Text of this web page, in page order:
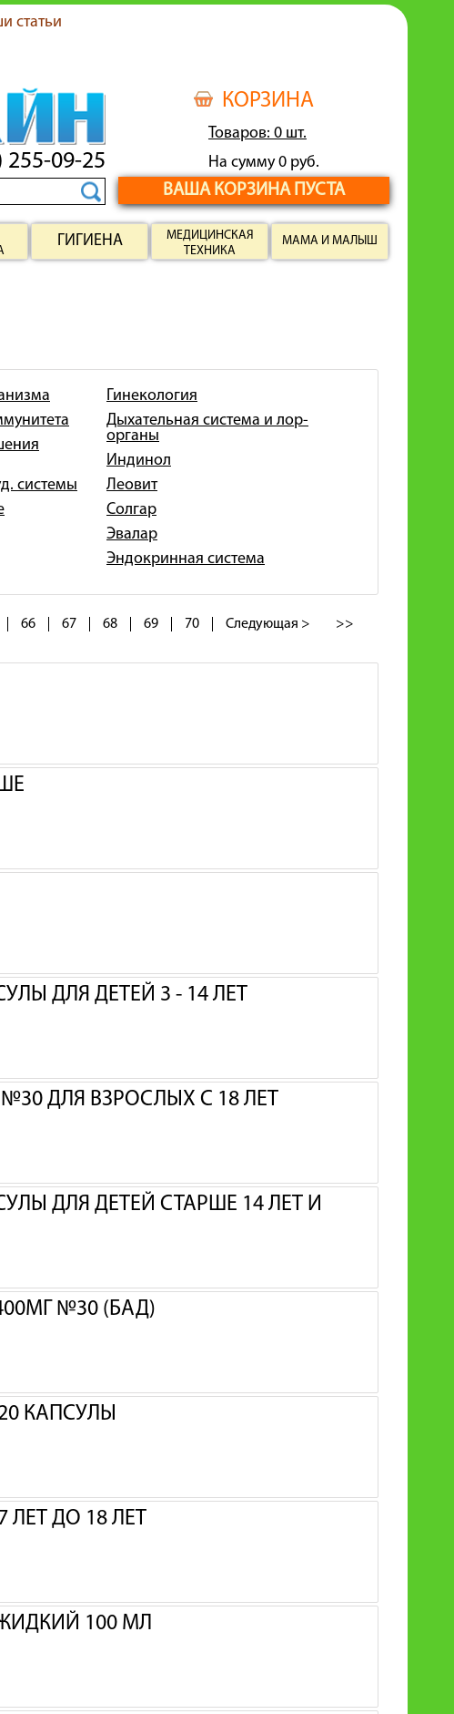
статьи
КОРЗИНА
Товаров: 0 шт.
На сумму 0 руб.
ВАША КОРЗИНА ПУСТА
255-09-25
ГИГИЕНА
МЕДИЦИНСКАЯ
ТЕХНИКА
МАМА И МАЛЫШ
системы
Гинекология
Дыхательная система и лор-
органы
Индинол
Леовит
Солгар
Эвалар
Эндокринная система
66 67 68 69 70 Следующая > >>
ДЛЯ ДЕТЕЙ 3 - 14 ЛЕТ
ДЛЯ ВЗРОСЛЫХ С 18 ЛЕТ
ДЛЯ ДЕТЕЙ СТАРШЕ 14 ЛЕТ И
№30 (БАД)
КАПСУЛЫ
ДО 18 ЛЕТ
100 МЛ